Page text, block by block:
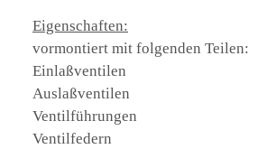
Eigenschaften:
vormontiert mit folgenden Teilen:
Einlaßventilen
Auslaßventilen
Ventilführungen
Ventilfedern